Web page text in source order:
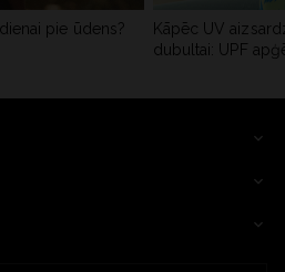
pie ūdens?
Kāpēc UV
dubultai: UPF